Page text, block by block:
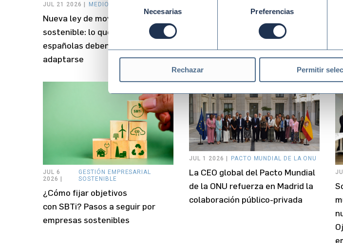
consentimiento
Necesarias Preferencias
Rechazar Permitir
JUL 21 2026 | MEDIO AMBIENTE Y CLIMA
Nueva ley de movilidad
sostenible: lo que las empresas
españolas deben hacer para
adaptarse
sostenible? Ejemplos de buenas
JUL 6
2026 |
GESTIÓN EMPRESARIAL
SOSTENIBLE
¿Cómo fijar objetivos
con SBTi? Pasos a seguir por
empresas sostenibles
JUL 1 2026 | PACTO MUNDIAL DE LA ONU
La CEO global del Pacto Mundial
de la ONU refuerza en Madrid la
colaboración público-privada